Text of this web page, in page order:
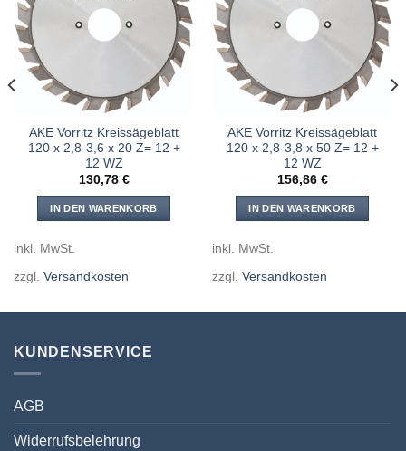
hinzufügen
AKE Vorritz Kreissägeblatt
120 x 2,8-3,6 x 20 Z= 12 +
12 WZ
130,78 €
IN DEN WARENKORB
inkl. MwSt.
zzgl. Versandkosten
hinzufügen
AKE Vorritz Kreissägeblatt
120 x 2,8-3,8 x 50 Z= 12 +
12 WZ
156,86 €
IN DEN WARENKORB
inkl. MwSt.
zzgl. Versandkosten
KUNDENSERVICE
AGB
Widerrufsbelehrung